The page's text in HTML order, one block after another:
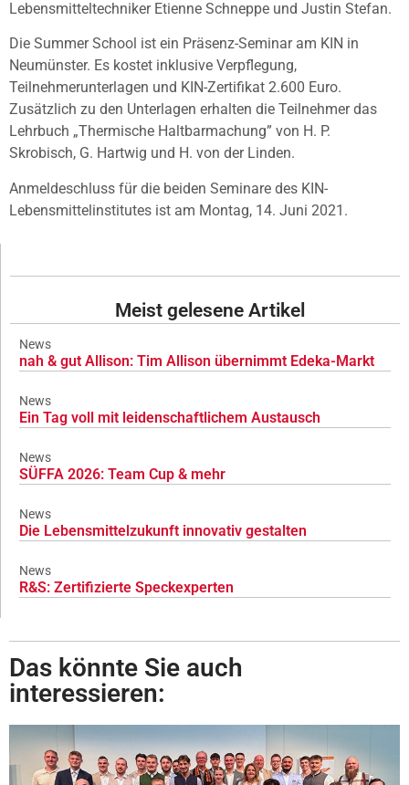
Lebensmitteltechniker Etienne Schneppe und Justin Stefan.
Die Summer School ist ein Präsenz-Seminar am KIN in
Neumünster. Es kostet inklusive Verpflegung,
Teilnehmerunterlagen und KIN-Zertifikat 2.600 Euro.
Zusätzlich zu den Unterlagen erhalten die Teilnehmer das
Lehrbuch „Thermische Haltbarmachung” von H. P.
Skrobisch, G. Hartwig und H. von der Linden.
Anmeldeschluss für die beiden Seminare des KIN-
Lebensmittelinstitutes ist am Montag, 14. Juni 2021.
Meist gelesene Artikel
News
nah & gut Allison: Tim Allison übernimmt Edeka-Markt
News
Ein Tag voll mit leidenschaftlichem Austausch
News
SÜFFA 2026: Team Cup & mehr
News
Die Lebensmittelzukunft innovativ gestalten
News
R&S: Zertifizierte Speckexperten
Das könnte Sie auch
interessieren: